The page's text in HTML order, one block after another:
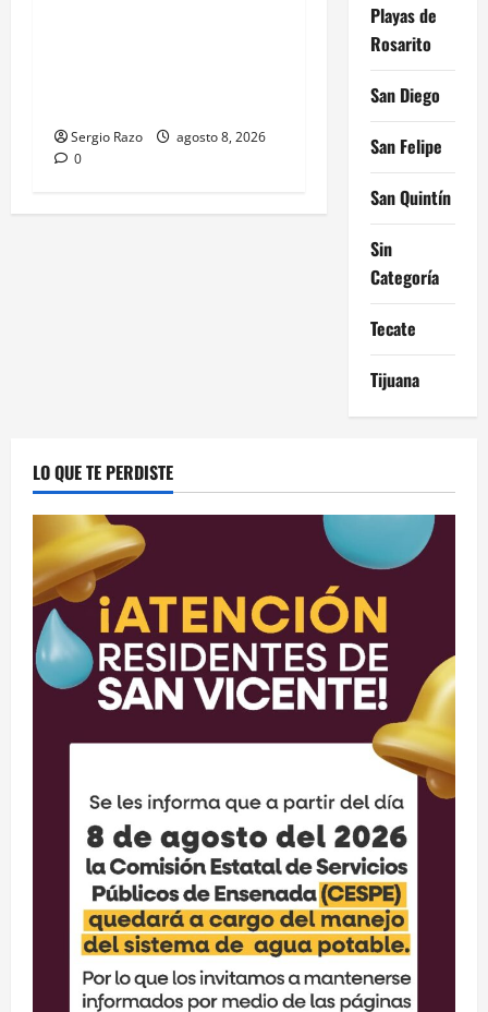
Sergio Razo
agosto 8, 2026
0
Playas de
Rosarito
San Diego
San Felipe
San Quintín
Sin
Categoría
Tecate
Tijuana
LO QUE TE PERDISTE